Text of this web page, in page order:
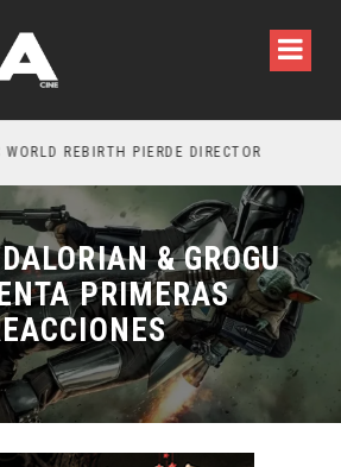
WORLD REBIRTH PIERDE DIRECTOR
& GROGU
PRIMERAS